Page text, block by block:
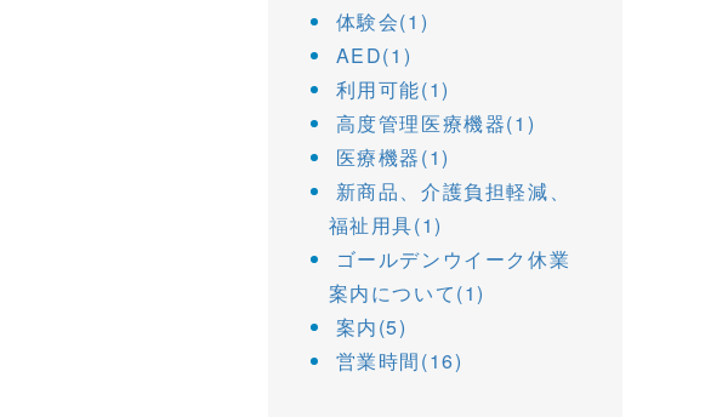
体験会(1)
AED(1)
利用可能(1)
高度管理医療機器(1)
医療機器(1)
新商品、介護負担軽減、
福祉用具(1)
ゴールデンウイーク休業
案内について(1)
案内(5)
営業時間(16)